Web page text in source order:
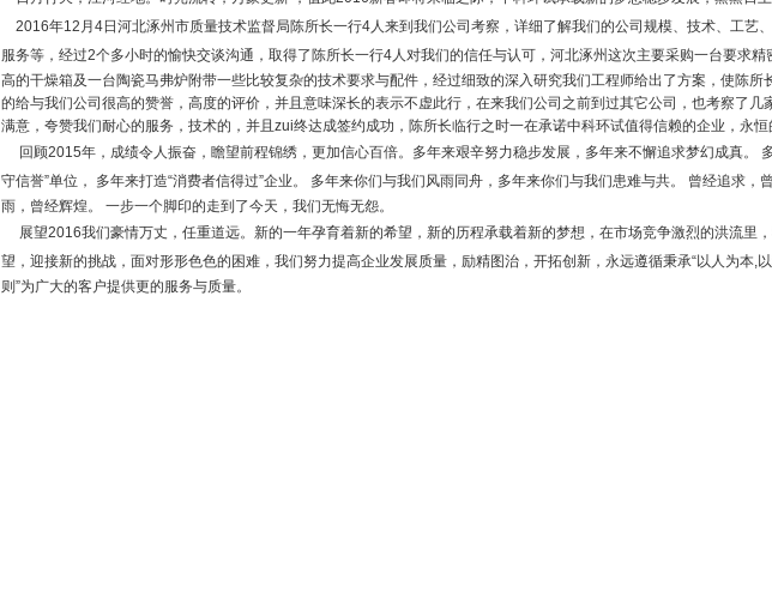
2016年12月4日河北涿州市质量技术监督局陈所长一行4人来到我们公司考察，详细了解我们的公司规模、技术、工艺
服务等，经过2个多小时的愉快交谈沟通，取得了陈所长一行4人对我们的信任与认可，河北涿州这次主要采购一台要求精
高的干燥箱及一台陶瓷马弗炉附带一些比较复杂的技术要求与配件，经过细致的深入研究我们工程师给出了方案，使陈所
的给与我们公司很高的赞誉，高度的评价，并且意味深长的表示不虚此行，在来我们公司之前到过其它公司，也考察了几
满意，夸赞我们耐心的服务，技术的，并且zui终达成签约成功，陈所长临行之时一在承诺中科环试值得信赖的企业，永恒
回顾2015年，成绩令人振奋，瞻望前程锦绣，更加信心百倍。多年来艰辛努力稳步发展，多年来不懈追求梦幻成真。
守信誉”单位， 多年来打造“消费者信得过”企业。 多年来你们与我们风雨同舟，多年来你们与我们患难与共。 曾经追求，
雨，曾经辉煌。 一步一个脚印的走到了今天 ，我们无悔无怨。
展望2016我们豪情万丈，任重道远。新的一年孕育着新的希望，新的历程承载着新的梦想，在市场竞争激烈的洪流里
望，迎接新的挑战，面对形形色色的困难，我们努力提高企业发展质量，励精图治，开拓创新，永远遵循秉承“以人为本,
则”为广大的客户提供更的服务与质量。